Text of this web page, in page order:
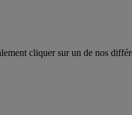
cliquer sur un de nos